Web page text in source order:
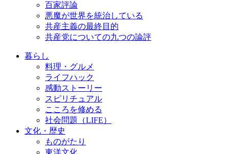
百家評論
悪魔が世界を統治している
共産主義の最終目的
共産党についての九つの論評
暮らし
料理・グルメ
ライフハック
感動ストーリー
スピリチュアル
こころを修める
社会問題（LIFE）
文化・歴史
ものがたり